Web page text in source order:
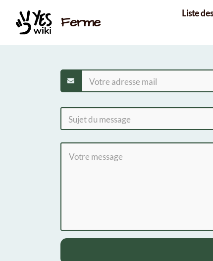
Aller au contenu principal
Ferme
Liste